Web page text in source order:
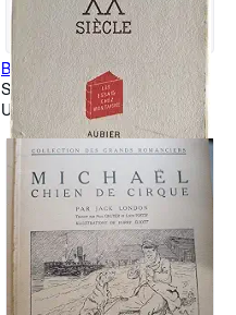
Bilan littéraire du XXe siècle
Softcover
Used